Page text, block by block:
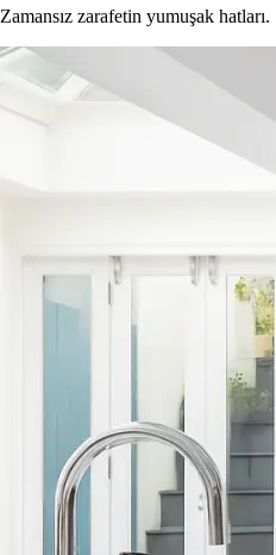
Zamansız zarafetin yumuşak hatları.